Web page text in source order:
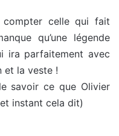
compter celle qui fait
qu’une légende
ira parfaitement avec
et la veste !
savoir ce que Olivier
instant cela dit)